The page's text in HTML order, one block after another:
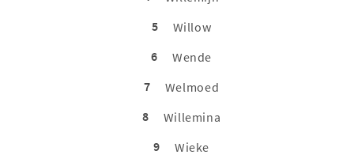
5
Willow
6
Wende
7
Welmoed
8
Willemina
9
Wieke